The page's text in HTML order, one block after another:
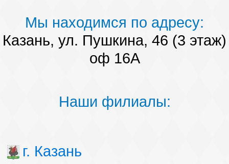
Мы находимся по адресу:
Казань, ул. Пушкина, 46 (3 этаж)
оф 16А
Наши филиалы:
г. Казань